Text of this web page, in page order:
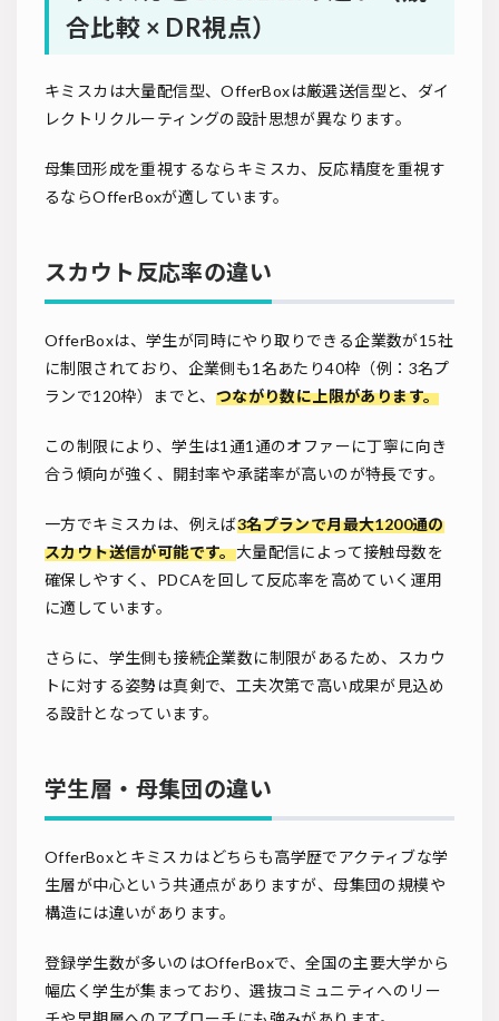
合比較 × DR視点）
キミスカは大量配信型、OfferBoxは厳選送信型と、ダイ
レクトリクルーティングの設計思想が異なります。
母集団形成を重視するならキミスカ、反応精度を重視す
るならOfferBoxが適しています。
スカウト反応率の違い
OfferBoxは、学生が同時にやり取りできる企業数が15社
に制限されており、企業側も1名あたり40枠（例：3名プ
ランで120枠）までと、 つながり数に上限があります。
この制限により、学生は1通1通のオファーに丁寧に向き
合う傾向が強く、開封率や承諾率が高いのが特長です。
一方でキミスカは、例えば3名プランで月最大1200通の
スカウト送信が可能です。大量配信によって接触母数を
確保しやすく、PDCAを回して反応率を高めていく運用
に適しています。
さらに、学生側も接続企業数に制限があるため、スカウ
トに対する姿勢は真剣で、工夫次第で高い成果が見込め
る設計となっています。
学生層・母集団の違い
OfferBoxとキミスカはどちらも高学歴でアクティブな学
生層が中心という共通点がありますが、母集団の規模や
構造には違いがあります。
登録学生数が多いのはOfferBoxで、全国の主要大学から
幅広く学生が集まっており、選抜コミュニティへのリー